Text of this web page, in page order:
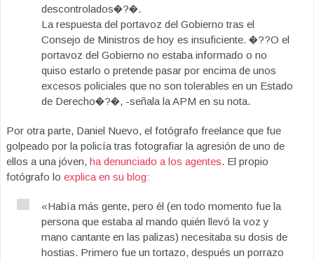
descontrolados�?�.
La respuesta del portavoz del Gobierno tras el
Consejo de Ministros de hoy es insuficiente. �??O el
portavoz del Gobierno no estaba informado o no
quiso estarlo o pretende pasar por encima de unos
excesos policiales que no son tolerables en un Estado
de Derecho�?�, -señala la APM en su nota.
Por otra parte, Daniel Nuevo, el fotógrafo freelance que fue
golpeado por la policía tras fotografiar la agresión de uno de
ellos a una jóven, ha denunciado a los agentes. El propio
fotógrafo lo explica en su blog:
«Había más gente, pero él (en todo momento fue la
persona que estaba al mando quién llevó la voz y
mano cantante en las palizas) necesitaba su dosis de
hostias. Primero fue un tortazo, después un porrazo